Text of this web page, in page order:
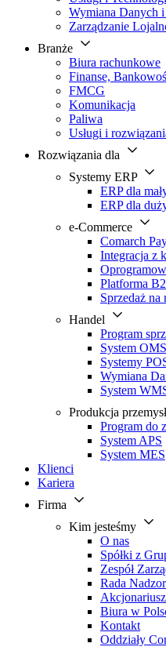
Wymiana Danych
Zarządzanie
Branże
Biura rachunkowe
Finanse,
FMCG
Komunikacja
Paliwa
Usługi i
Rozwiązania dla
Systemy ERP
ERP dla
ERP dla
e-Commerce
Comarch
Integracja z
Platforma
Sprzedaż na
Handel
Program
System OMS
Systemy
Wymiana
System
Produkcja
Program do
System APS
System MES
Klienci
Kariera
Firma
Kim jesteśmy
O nas
Spółki z
Zespół
Rada
Biura w
Kontakt
Oddziały